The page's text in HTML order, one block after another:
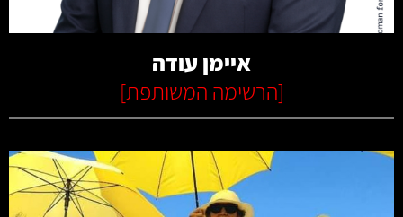
איימן עודה
[הרשימה המשותפת]